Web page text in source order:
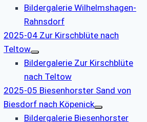
Bildergalerie Wilhelmshagen-
Rahnsdorf
2025-04 Zur Kirschblüte nach
Teltow
Bildergalerie Zur Kirschblüte
nach Teltow
2025-05 Biesenhorster Sand von
Biesdorf nach Köpenick
Bildergalerie Biesenhorster